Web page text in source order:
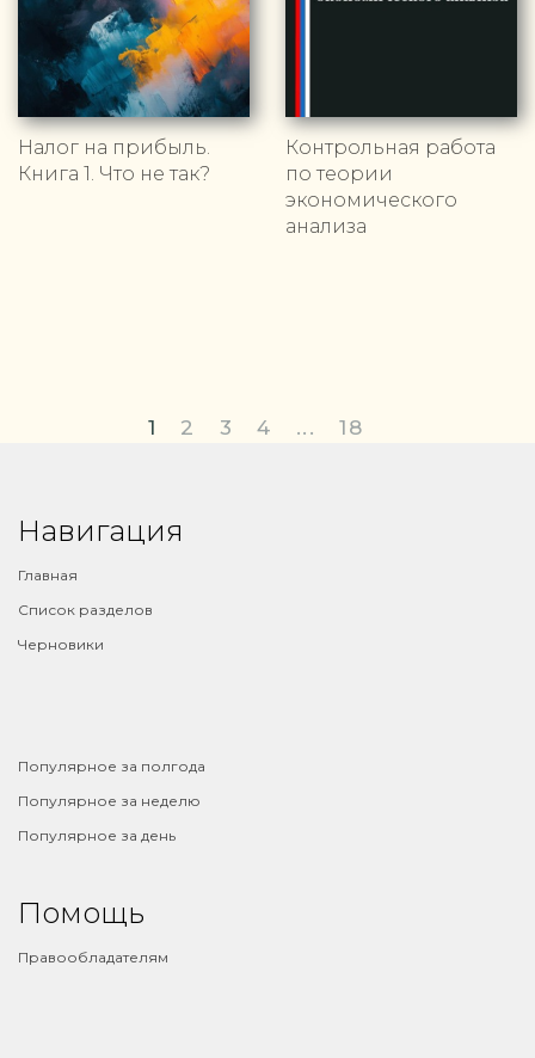
Налог на прибыль.
Книга 1. Что не так?
Контрольная работа
по теории
экономического
анализа
1 2 3 4 ... 18
Навигация
Главная
Список разделов
Черновики
Популярное за полгода
Популярное за неделю
Популярное за день
Помощь
Правообладателям